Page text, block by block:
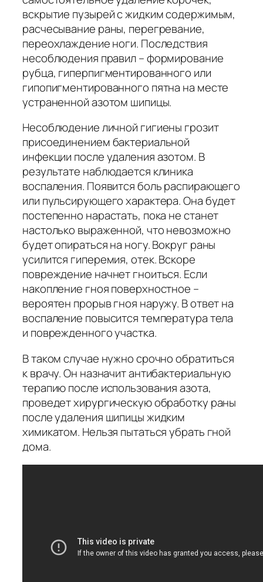
вскрытие пузырей с жидким содержимым,
расчесывание раны, перегревание,
переохлаждение ноги. Последствия
несоблюдения правил – формирование
рубца, гиперпигментированного или
гипопигментированного пятна на месте
устраненной азотом шипицы.
Несоблюдение личной гигиены грозит
присоединением бактериальной
инфекции после удаления азотом. В
результате наблюдается клиника
воспаления. Появится боль распирающего
или пульсирующего характера. Она будет
постепенно нарастать, пока не станет
настолько выраженной, что невозможно
будет опираться на ногу. Вокруг раны
усилится гиперемия, отек. Вскоре
повреждение начнет гноиться. Если
накопление гноя поверхностное –
вероятен прорыв гноя наружу. В ответ на
воспаление повысится температура тела
и поврежденного участка.
В таком случае нужно срочно обратиться
к врачу. Он назначит антибактериальную
терапию после использования азота,
проведет хирургическую обработку раны
после удаления шипицы жидким
химикатом. Нельзя пытаться убрать гной
дома.